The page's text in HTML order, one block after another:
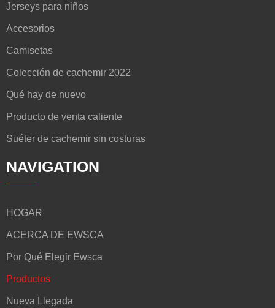
Jerseys para niños
Accesorios
Camisetas
Colección de cachemir 2022
Qué hay de nuevo
Producto de venta caliente
Suéter de cachemir sin costuras
NAVIGATION
HOGAR
ACERCA DE EWSCA
Por Qué Elegir Ewsca
Productos
Nueva Llegada